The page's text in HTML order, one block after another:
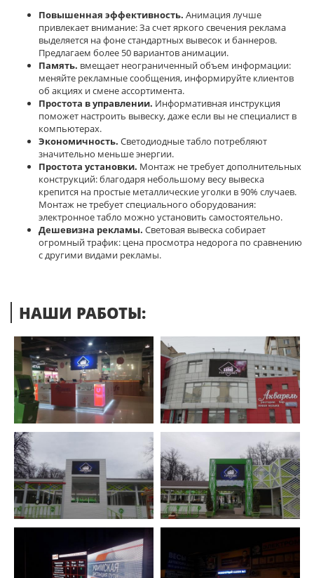
Повышенная эффективность. Анимация лучше
привлекает внимание: За счет яркого свечения реклама
выделяется на фоне стандартных вывесок и баннеров.
Предлагаем более 50 вариантов анимации.
Память. вмещает неограниченный объем информации:
меняйте рекламные сообщения, информируйте клиентов
об акциях и смене ассортимента.
Простота в управлении. Информативная инструкция
поможет настроить вывеску, даже если вы не специалист в
компьютерах.
Экономичность. Светодиодные табло потребляют
значительно меньше энергии.
Простота установки. Монтаж не требует дополнительных
конструкций: благодаря небольшому весу вывеска
крепится на простые металлические уголки в 90% случаев.
Монтаж не требует специального оборудования:
электронное табло можно установить самостоятельно.
Дешевизна рекламы. Световая вывеска собирает
огромный трафик: цена просмотра недорога по сравнению
с другими видами рекламы.
НАШИ РАБОТЫ: